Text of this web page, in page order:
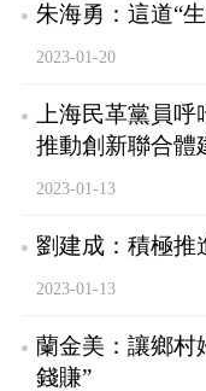
朱海勇：這道“
2023-01-20
上海民革黨員
推動創新聯合體
2023-01-13
劉建成：積極推
2023-01-13
蘭金美：讓鄉村
錢賺”